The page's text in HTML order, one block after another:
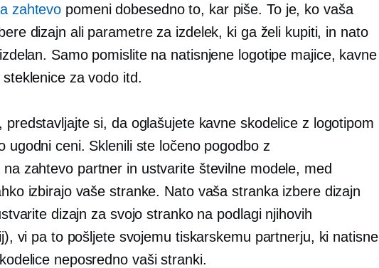
zahtevo pomeni dobesedno to, kar piše. To je, ko vaša
dizajn ali parametre za izdelek, ki ga želi kupiti, in nato
Samo pomislite na natisnjene logotipe majice, kavne
za vodo itd.
predstavljajte si, da oglašujete kavne skodelice z logotipom
ugodni ceni. Sklenili ste ločeno pogodbo z
na zahtevopartner in ustvarite številne modele, med
izbirajo vaše stranke. Nato vaša stranka izbere dizajn
dizajn za svojo stranko na podlagi njihovih
vi pa to pošljete svojemu tiskarskemu partnerju, ki natisne
neposredno vaši stranki.